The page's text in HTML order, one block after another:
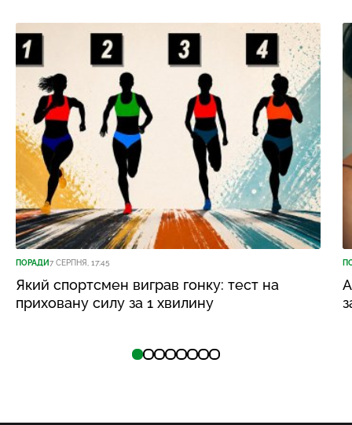
ПОРАДИ7 СЕРПНЯ, 17:45
Який спортсмен виграв гонку: тест на
приховану силу за 1 хвилину